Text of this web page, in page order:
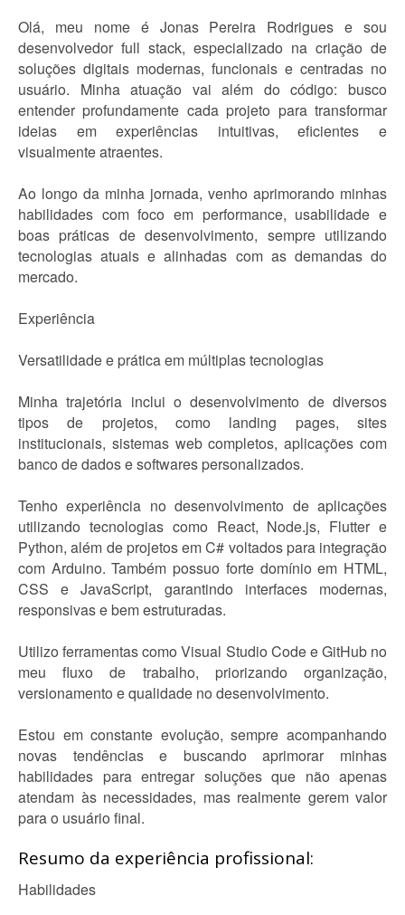
Olá, meu nome é Jonas Pereira Rodrigues e sou
desenvolvedor full stack, especializado na criação de
soluções digitais modernas, funcionais e centradas no
usuário. Minha atuação vai além do código: busco
entender profundamente cada projeto para transformar
ideias em experiências intuitivas, eficientes e
visualmente atraentes.
Ao longo da minha jornada, venho aprimorando minhas
habilidades com foco em performance, usabilidade e
boas práticas de desenvolvimento, sempre utilizando
tecnologias atuais e alinhadas com as demandas do
mercado.
Experiência
Versatilidade e prática em múltiplas tecnologias
Minha trajetória inclui o desenvolvimento de diversos
tipos de projetos, como landing pages, sites
institucionais, sistemas web completos, aplicações com
banco de dados e softwares personalizados.
Tenho experiência no desenvolvimento de aplicações
utilizando tecnologias como React, Node.js, Flutter e
Python, além de projetos em C# voltados para integração
com Arduino. Também possuo forte domínio em HTML,
CSS e JavaScript, garantindo interfaces modernas,
responsivas e bem estruturadas.
Utilizo ferramentas como Visual Studio Code e GitHub no
meu fluxo de trabalho, priorizando organização,
versionamento e qualidade no desenvolvimento.
Estou em constante evolução, sempre acompanhando
novas tendências e buscando aprimorar minhas
habilidades para entregar soluções que não apenas
atendam às necessidades, mas realmente gerem valor
para o usuário final.
Resumo da experiência profissional:
Habilidades